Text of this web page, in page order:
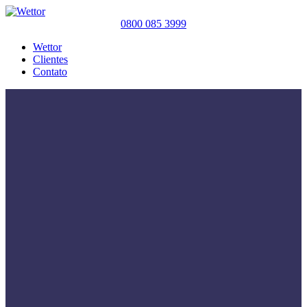
0800 085 3999
Wettor
Clientes
Contato